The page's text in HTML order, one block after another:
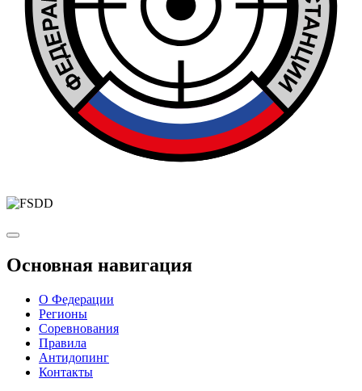
Основная навигация
О Федерации
Регионы
Соревнования
Правила
Антидопинг
Контакты